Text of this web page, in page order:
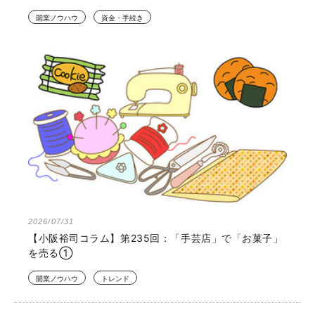
開業ノウハウ 資金・手続き
2026/07/31
【小阪裕司コラム】第235回：「手芸店」で「お菓子」
を売る①
開業ノウハウ トレンド